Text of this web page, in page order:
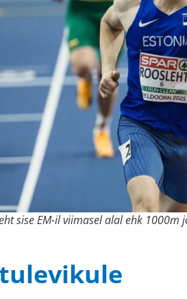
sise EM-il viimasel alal ehk 1000m